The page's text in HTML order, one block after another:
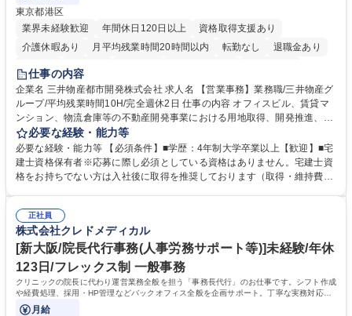
東京都港区
業界未経験歓迎
年間休日120日以上
資格取得支援あり
介護休暇あり
月平均残業時間20時間以内 転勤なし
退職金あり
在宅OK
賞与あり
駅近5分以内
土日祝休み 寮・社宅あり
仕事の内容
企業名 三井物産都市開発株式会社 求人名 【営業事務】業務職/三井物産グ
ループ/平均残業時間10H/完全週休2日 仕事の内容 オフィスビル、賃貸マ
ンション、物流倉庫等の不動産開発事業における用地取得、開発推進、賃
貸運営、売却、仲介・活用提案等を行う営業部門において事務業務を担当
いただきます。 【詳細】・契約書管理、契約書製本、捺印対応、ファイリ
ング、登記簿取得、調書取得・支払業務（各種費用支払、支払管理、請
求・支払データ登録、取引先マスター申請対応）・予算作成及び予実管
の他に担当頂く業務が発生する場合があります。 募集職種 【営業事務】
業務職/三井物産グループ/平均残業時間10H/完全週休2日
必要な経験・能力等
必要な経験・能力等 【必須条件】■学歴：4年制大学卒業以上【歓迎】■宅
建士資格保有者※応募に際し必須としている資格はありません。宅建士資
格をお持ちでない方は入社後に取得を推奨しております（取得・維持費用
ション力がある方。 ・チャレンジを厭わず、粘り強く業務に取り組める
方。多様な関係者と謙虚に信頼関係を構築でき、期限を意識したスケジュ
ール管理が出来る方。※将来的に他部署（営業部門、コーポレート部門）
へのジョブローテーションの可能性があります。 学歴・資格 学歴：大学
院 大学 語学力： 資格：宅地建物取引士
正社員
株式会社クレドメディカル
[新大阪/院長代行事務(人事労務サポート等)]未経験/年休
123日/フレックス制 一般事務
クリニックの院長に代わり運営業務全般を担う「事務長代行」のお仕事です。シフト作成
や経費処理、採用・HP管理などバックオフィス全般を企画サポート。丁寧な実務対応で
現場を支え、専門スキルを構築できます。
月給